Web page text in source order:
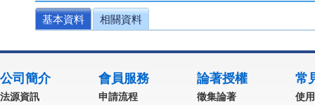
基本資料 相關資料
公司簡介
法源資訊
會員服務
申請流程
論著授權
徵集論著
常
使